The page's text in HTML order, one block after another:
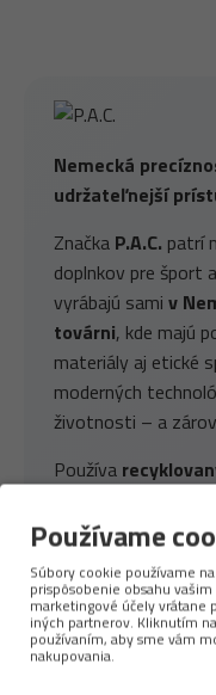
Nemecká
udržateľnejší
Značka P.A.C. patrí
doplnkov pre šport
vyrábajú sami v
továrni, kde majú
materiály aj etické
moderných
životnosti – a
Používa
ekologickou stopou.
príjemné na
turistike aj
Viac o značke →
Používame
Súbory cookie používame
prispôsobenie obsahu
marketingové účely vrátane
iných partnerov. Kliknutím
používaním, aby sme vám
nakupovania.